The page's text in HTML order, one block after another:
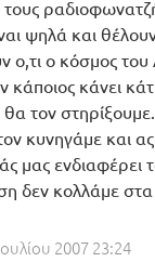
ψηλά και
ο,τι ο κόσμος
κάποιος κάνει
τον
κυνηγάμε και ας
μας
δεν κολλάμε
2007 23:24